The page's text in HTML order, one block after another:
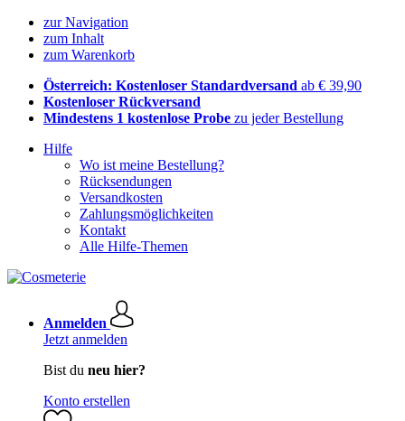
zur Navigation
zum Inhalt
zum Warenkorb
Österreich: Kostenloser Standardversand ab € 39,90
Kostenloser Rückversand
Mindestens 1 kostenlose Probe zu jeder Bestellung
Hilfe
Wo ist meine Bestellung?
Rücksendungen
Versandkosten
Zahlungsmöglichkeiten
Kontakt
Alle Hilfe-Themen
Anmelden
Jetzt anmelden
Bist du neu hier?
Konto erstellen